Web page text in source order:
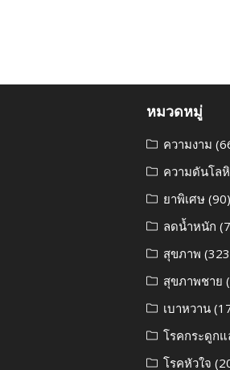
หมวดหมู่
ความงาม
ความดันโล
ยาพิเศษ (90)
ลดน้ำหนัก
สุขภาพ
สุขภาพชาย
เบาหวาน
โรคกระดูก
โรคหัวใจ